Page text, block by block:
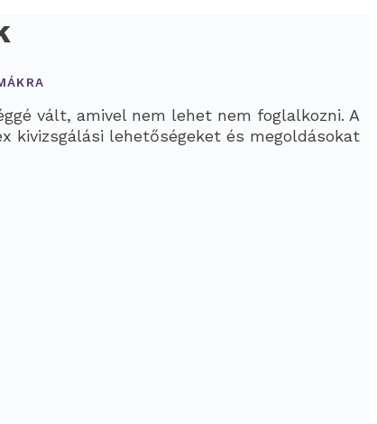
vált, amivel nem lehet nem foglalkozni. A
kivizsgálási lehetőségeket és megoldásokat